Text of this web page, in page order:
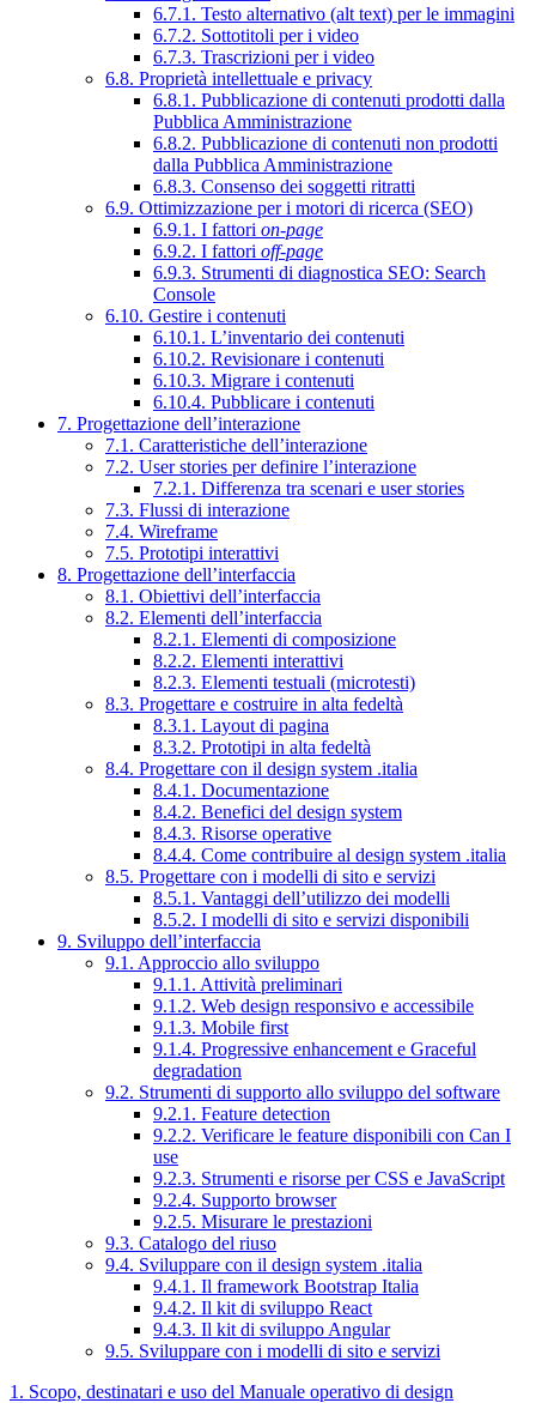
6.7.1. Testo alternativo (alt text) per le immagini
6.7.2. Sottotitoli per i video
6.7.3. Trascrizioni per i video
6.8. Proprietà intellettuale e privacy
6.8.1. Pubblicazione di contenuti prodotti dalla
Pubblica Amministrazione
6.8.2. Pubblicazione di contenuti non prodotti
dalla Pubblica Amministrazione
6.8.3. Consenso dei soggetti ritratti
6.9. Ottimizzazione per i motori di ricerca (SEO)
6.9.1. I fattori on-page
6.9.2. I fattori off-page
6.9.3. Strumenti di diagnostica SEO: Search
Console
6.10. Gestire i contenuti
6.10.1. L’inventario dei contenuti
6.10.2. Revisionare i contenuti
6.10.3. Migrare i contenuti
6.10.4. Pubblicare i contenuti
7. Progettazione dell’interazione
7.1. Caratteristiche dell’interazione
7.2. User stories per definire l’interazione
7.2.1. Differenza tra scenari e user stories
7.3. Flussi di interazione
7.4. Wireframe
7.5. Prototipi interattivi
8. Progettazione dell’interfaccia
8.1. Obiettivi dell’interfaccia
8.2. Elementi dell’interfaccia
8.2.1. Elementi di composizione
8.2.2. Elementi interattivi
8.2.3. Elementi testuali (microtesti)
8.3. Progettare e costruire in alta fedeltà
8.3.1. Layout di pagina
8.3.2. Prototipi in alta fedeltà
8.4. Progettare con il design system .italia
8.4.1. Documentazione
8.4.2. Benefici del design system
8.4.3. Risorse operative
8.4.4. Come contribuire al design system .italia
8.5. Progettare con i modelli di sito e servizi
8.5.1. Vantaggi dell’utilizzo dei modelli
8.5.2. I modelli di sito e servizi disponibili
9. Sviluppo dell’interfaccia
9.1. Approccio allo sviluppo
9.1.1. Attività preliminari
9.1.2. Web design responsivo e accessibile
9.1.3. Mobile first
9.1.4. Progressive enhancement e Graceful
degradation
9.2. Strumenti di supporto allo sviluppo del software
9.2.1. Feature detection
9.2.2. Verificare le feature disponibili con Can I
use
9.2.3. Strumenti e risorse per CSS e JavaScript
9.2.4. Supporto browser
9.2.5. Misurare le prestazioni
9.3. Catalogo del riuso
9.4. Sviluppare con il design system .italia
9.4.1. Il framework Bootstrap Italia
9.4.2. Il kit di sviluppo React
9.4.3. Il kit di sviluppo Angular
9.5. Sviluppare con i modelli di sito e servizi
1. Scopo, destinatari e uso del Manuale operativo di design